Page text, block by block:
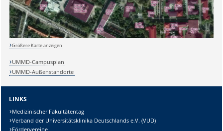
Größere Karte anzeigen
UMMD-Campusplan
UMMD-Außenstandorte
LINKS
Medizinischer Fakultätentag
Verband der Universitätsklinika Deutschlands e.V. (VUD)
Fördervereine